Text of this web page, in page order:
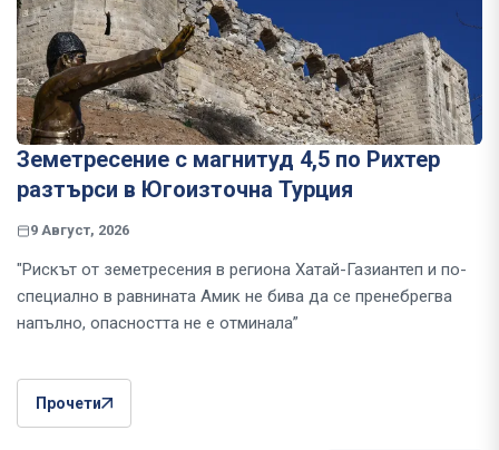
Земетресение с магнитуд 4,5 по Рихтер
разтърси в Югоизточна Турция
9 Август, 2026
"Рискът от земетресения в региона Хатай-Газиантеп и по-
специално в равнината Амик не бива да се пренебрегва
напълно, опасността не е отминала”
Прочети